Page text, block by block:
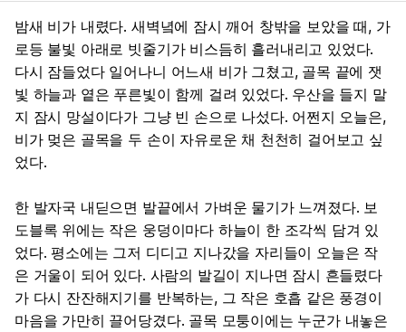
밤새 비가 내렸다. 새벽녘에 잠시 깨어 창밖을 보았을 때, 가
로등 불빛 아래로 빗줄기가 비스듬히 흘러내리고 있었다.
다시 잠들었다 일어나니 어느새 비가 그쳤고, 골목 끝에 잿
빛 하늘과 옅은 푸른빛이 함께 걸려 있었다. 우산을 들지 말
지 잠시 망설이다가 그냥 빈 손으로 나섰다. 어쩐지 오늘은,
비가 멎은 골목을 두 손이 자유로운 채 천천히 걸어보고 싶
었다.
한 발자국 내딛으면 발끝에서 가벼운 물기가 느껴졌다. 보
도블록 위에는 작은 웅덩이마다 하늘이 한 조각씩 담겨 있
었다. 평소에는 그저 디디고 지나갔을 자리들이 오늘은 작
은 거울이 되어 있다. 사람의 발길이 지나면 잠시 흔들렸다
가 다시 잔잔해지기를 반복하는, 그 작은 호흡 같은 풍경이
마음을 가만히 끌어당겼다. 골목 모퉁이에는 누군가 내놓은